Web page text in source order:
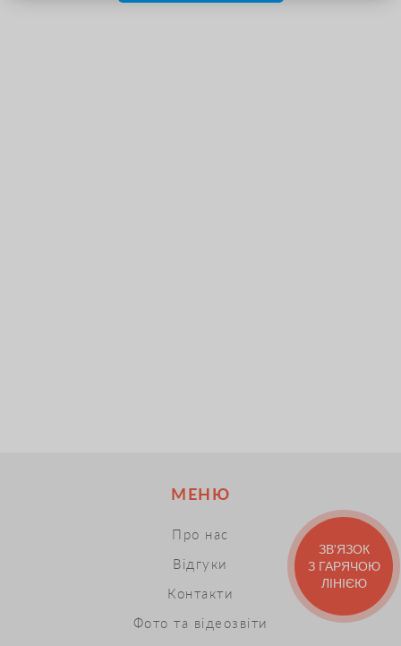
МЕНЮ
Про нас
Відгуки
Контакти
Фото та відеозвіти
ЗВ'ЯЗОК
З ГАРЯЧОЮ
ЛІНІЄЮ